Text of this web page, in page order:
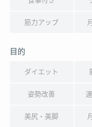
筋力アップ
目的
ダイエット
姿勢改善
美尻・美脚